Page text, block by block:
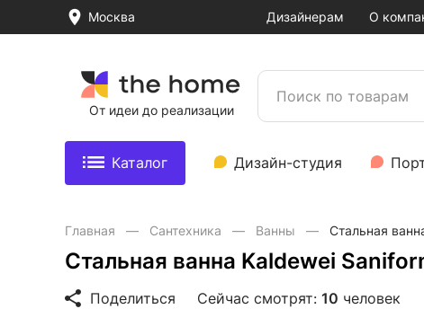
Москва Дизайнерам О
От идеи до реализации
Каталог Дизайн-студия
Главная Сантехника Ванны Стальная
Стальная ванна Kaldewei
Поделиться Сейчас смотрят: 10 человек